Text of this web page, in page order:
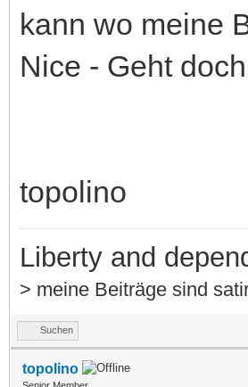
kann wo meine
Nice - Geht
topolino
Liberty and
> meine Beiträge sind
Suchen
topolino